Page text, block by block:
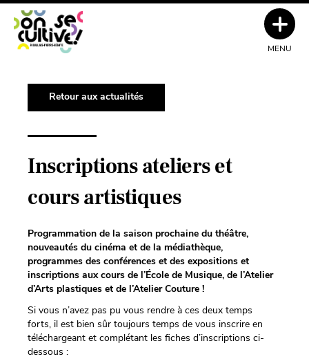
Retour aux actualités
Inscriptions ateliers et
cours artistiques
Programmation de la saison prochaine du théâtre,
nouveautés du cinéma et de la médiathèque,
programmes des conférences et des expositions et
inscriptions aux cours de l’École de Musique, de l’Atelier
d’Arts plastiques et de l’Atelier Couture !
Si vous n’avez pas pu vous rendre à ces deux temps
forts, il est bien sûr toujours temps de vous inscrire en
téléchargeant et complétant les fiches d’inscriptions ci-
dessous :
MENU